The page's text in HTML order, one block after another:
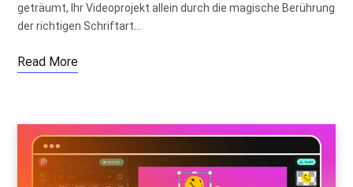
geträumt, Ihr Videoprojekt allein durch die magische Berührung
der richtigen Schriftart…
Read More